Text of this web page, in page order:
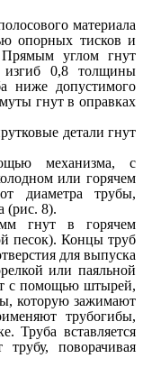
материала
опорных тисков и
углом гнут
изгиб 0,8 толщины
ниже допустимого
гнут в оправках
детали гнут
механизма, с
или горячем
диаметра трубы,
(рис. 8).
гнут в горячем
песок). Концы труб
для выпуска
или паяльной
с помощью штырей,
которую зажимают
трубогибы,
Труба вставляется
поворачивая